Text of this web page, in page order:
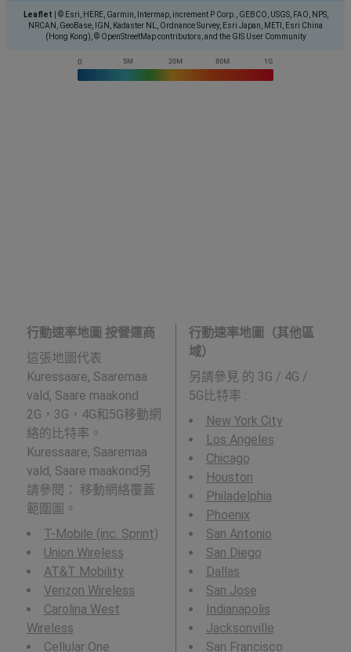
Leaflet
© Esri, HERE, Garmin, Intermap, increment P Corp., GEBCO, USGS, FAO, NPS,
NRCAN, GeoBase, IGN, Kadaster NL, Ordnance Survey, Esri Japan, METI, Esri China
(Hong Kong), © OpenStreetMap contributors, and the GIS User Community
行動速率地圖 按營運商
這張地圖代表
Kuressaare, Saaremaa
vald, Saare maakond
2G，3G，4G和5G移動網
絡的比特率。
Kuressaare, Saaremaa
vald, Saare maakond另
請參閱： 移動網絡覆蓋
範圍圖。
T-Mobile (inc. Sprint)
Union Wireless
AT&T Mobility
Verizon Wireless
Carolina West
Wireless
Cellular One
行動速率地圖（其他區
域）
另請參見 的 3G / 4G /
5G比特率 :
New York City
Los Angeles
Chicago
Houston
Philadelphia
Phoenix
San Antonio
San Diego
Dallas
San Jose
Indianapolis
Jacksonville
San Francisco